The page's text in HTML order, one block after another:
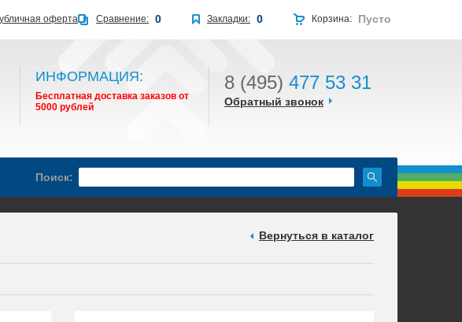
ИНФОРМАЦИЯ:
Бесплатная доставка заказов от
5000 рублей
8 (495) 477 53 31
Обратный звонок
Поиск:
Вернуться в каталог
оферта Корзина: Пусто
Закладки: 0
Сравнение: 0